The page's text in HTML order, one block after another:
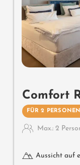
Comfort
FÜR 2
Max.: 2
Aussicht auf